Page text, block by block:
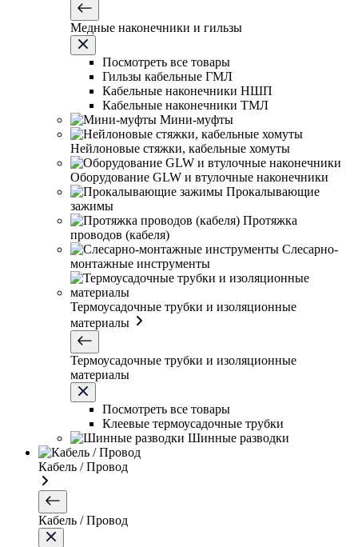
Медные наконечники и гильзы
Посмотреть все товары
Гильзы кабельные ГМЛ
Кабельные наконечники НШП
Кабельные наконечники ТМЛ
Мини-муфты
Нейлоновые стяжки, кабельные хомуты
Оборудование GLW и втулочные наконечники
Прокалывающие
зажимы
Протяжка
проводов (кабеля)
Слесарно-
монтажные инструменты
Термоусадочные трубки и изоляционные
материалы
Термоусадочные трубки и изоляционные
материалы
Посмотреть все товары
Клеевые термоусадочные трубки
Шинные разводки
Кабель / Провод
Кабель / Провод